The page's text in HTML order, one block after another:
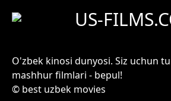
US-
O'zbek kinosi dunyosi. Siz uchun
mashhur filmlari - bepul!
© best uzbek movies